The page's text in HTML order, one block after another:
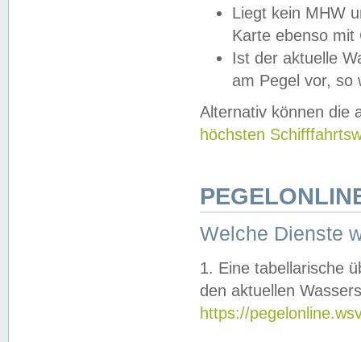
Liegt kein MHW
Karte ebenso mit
Ist der aktuelle
am Pegel vor,
Alternativ können die
höchsten
Welche Dienste
1. Eine tabellarische
den aktuellen
https://